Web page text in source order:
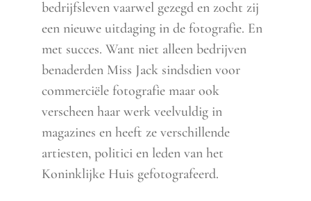
bedrijfsleven vaarwel gezegd en zocht zij
een nieuwe uitdaging in de fotografie. En
met succes. Want niet alleen bedrijven
benaderden Miss Jack sindsdien voor
commerciële fotografie maar ook
verscheen haar werk veelvuldig in
magazines en heeft ze verschillende
artiesten, politici en leden van het
Koninklijke Huis gefotografeerd.